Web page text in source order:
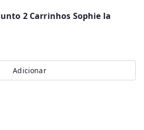
2 Carrinhos Sophie la
Adicionar